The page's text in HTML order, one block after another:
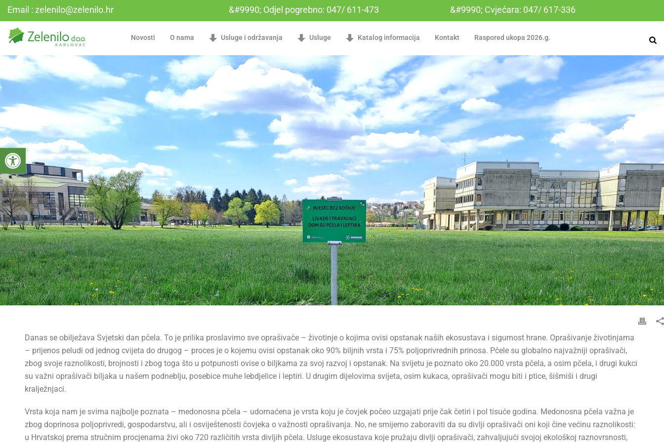
Open toolbar
Email : zelenilo@zelenilo.hr &#9990; Odjel pogrebno: 047/ 611-473 &#9990; Cvjećara: 047/ 617-336
Novosti O nama Usluge i održavanja Usluge Katalog informacija Kontakt Raspored ukopa 2026.g.
Danas se obilježava Svjetski dan pčela. To je prilika proslavimo sve oprašivače – životinje o kojima ovisi opstanak naših ekosustava i sigurnost hrane. Oprašivanje životinjama
– prijenos peludi od jednog cvijeta do drugog – proces je o kojemu ovisi opstanak oko 90% biljnih vrsta i 75% poljoprivrednih prinosa. Pčele su globalno najvažniji oprašivači,
zbog svoje raznolikosti, brojnosti i zbog toga što u potpunosti ovise o biljkama za svoj razvoj i opstanak. Na svijetu je poznato oko 20.000 vrsta pčela, a osim pčela, i drugi kukci
su važni oprašivači biljaka u našem podneblju, posebice muhe lebdjelice i leptiri. U drugim dijelovima svijeta, osim kukaca, oprašivači mogu biti i ptice, šišmiši i drugi
kralježnjaci.
Vrsta koja nam je svima najbolje poznata – medonosna pčela – udomaćena je vrsta koju je čovjek počeo uzgajati prije čak četiri i pol tisuće godina. Medonosna pčela važna je
zbog doprinosa poljoprivredi, gospodarstvu, ali i osviještenosti čovjeka o važnosti oprašivanja. No, ne smijemo zaboraviti da su divlji oprašivači oni koji čine većinu raznolikosti:
u Hrvatskoj prema stručnim procjenama živi oko 720 različitih vrsta divljih pčela. Usluge ekosustava koje pružaju divlji oprašivači, zahvaljujući svojoj ekološkoj raznovrsnosti,